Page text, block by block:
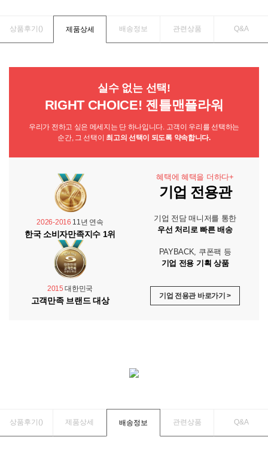
상품후기() 제품상세 배송정보 관련상품 Q&A
실수 없는 선택!
RIGHT CHOICE! 젠틀맨플라워
우리가 전하고 싶은 메세지는 단 하나입니다. 고객이 우리를 선택하는
순간, 그 선택이 최고의 선택이 되도록 약속합니다.
2026-2016 11년 연속
한국 소비자만족지수 1위
2015 대한민국
고객만족 브랜드 대상
혜택에 혜택을 더하다+
기업 전용관
기업 전담 매니저를 통한
우선 처리로 빠른 배송
PAYBACK, 쿠폰팩 등
기업 전용 기획 상품
기업 전용관 바로가기 >
상품후기() 제품상세 배송정보 관련상품 Q&A